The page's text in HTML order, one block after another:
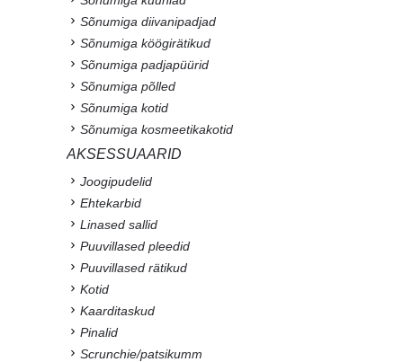
Sõnumiga diivanipadjad
Sõnumiga köögirätikud
Sõnumiga padjapüürid
Sõnumiga põlled
Sõnumiga kotid
Sõnumiga kosmeetikakotid
AKSESSUAARID
Joogipudelid
Ehtekarbid
Linased sallid
Puuvillased pleedid
Puuvillased rätikud
Kotid
Kaarditaskud
Pinalid
Scrunchie/patsikumm